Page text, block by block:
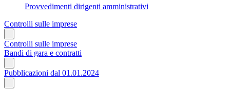
Provvedimenti dirigenti amministrativi
Controlli sulle imprese
Controlli sulle imprese
Bandi di gara e contratti
Pubblicazioni dal 01.01.2024